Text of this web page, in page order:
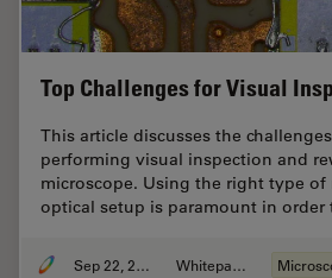
Top Challenges for Visual
This article discusses the
performing visual inspection and
microscope. Using the right type of
optical setup is paramount in
Sep 22, 2023 Whitepaper